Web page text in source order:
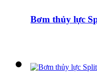
Bơm thủy lực